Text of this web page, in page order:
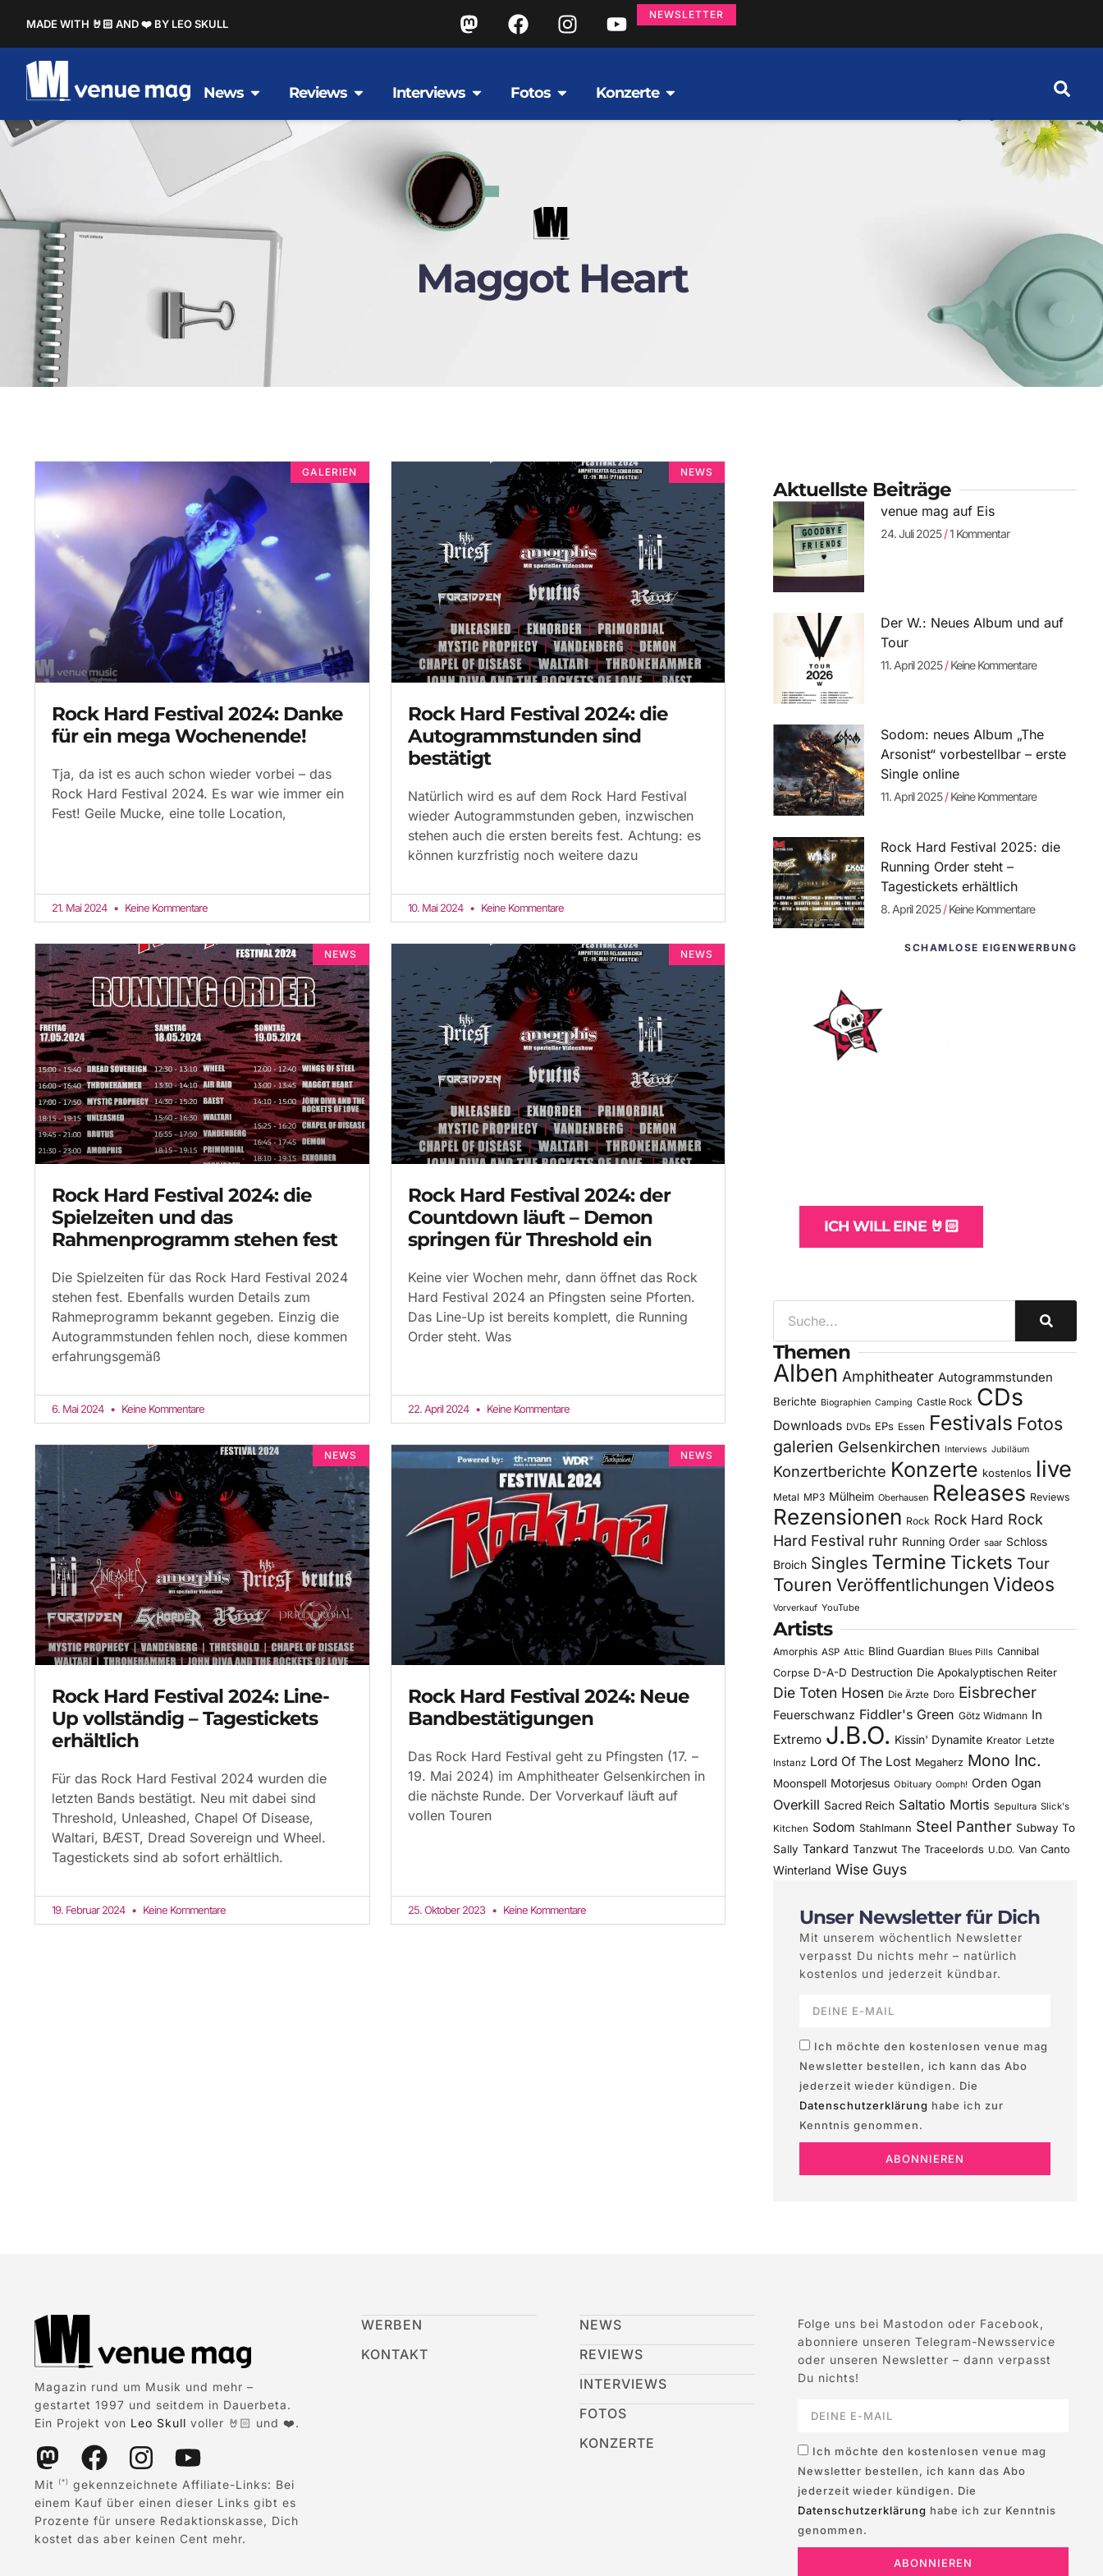
MADE WITH 🤘🏻 AND ❤️ BY LEO SKULL
NEWSLETTER
News Reviews Interviews Fotos Konzerte
Maggot Heart
GALERIEN
Rock Hard Festival 2024: Danke
für ein mega Wochenende!
Tja, da ist es auch schon wieder vorbei – das
Rock Hard Festival 2024. Es war wie immer ein
Fest! Geile Mucke, eine tolle Location,
21. Mai 2024 Keine Kommentare
NEWS
Rock Hard Festival 2024: die
Autogrammstunden sind
bestätigt
Natürlich wird es auf dem Rock Hard Festival
wieder Autogrammstunden geben, inzwischen
stehen auch die ersten bereits fest. Achtung: es
können kurzfristig noch weitere dazu
10. Mai 2024 Keine Kommentare
NEWS
Rock Hard Festival 2024: die
Spielzeiten und das
Rahmenprogramm stehen fest
Die Spielzeiten für das Rock Hard Festival 2024
stehen fest. Ebenfalls wurden Details zum
Rahmeprogramm bekannt gegeben. Einzig die
Autogrammstunden fehlen noch, diese kommen
erfahrungsgemäß
6. Mai 2024 Keine Kommentare
NEWS
Rock Hard Festival 2024: der
Countdown läuft – Demon
springen für Threshold ein
Keine vier Wochen mehr, dann öffnet das Rock
Hard Festival 2024 an Pfingsten seine Pforten.
Das Line-Up ist bereits komplett, die Running
Order steht. Was
22. April 2024 Keine Kommentare
NEWS
Rock Hard Festival 2024: Line-
Up vollständig – Tagestickets
erhältlich
Für das Rock Hard Festival 2024 wurden die
letzten Bands bestätigt. Neu mit dabei sind
Threshold, Unleashed, Chapel Of Disease,
Waltari, BÆST, Dread Sovereign und Wheel.
Tagestickets sind ab sofort erhältlich.
19. Februar 2024 Keine Kommentare
NEWS
Rock Hard Festival 2024: Neue
Bandbestätigungen
Das Rock Hard Festival geht zu Pfingsten (17. –
19. Mai 2024) im Amphitheater Gelsenkirchen in
die nächste Runde. Der Vorverkauf läuft auf
vollen Touren
25. Oktober 2023 Keine Kommentare
Aktuellste Beiträge
venue mag auf Eis
24. Juli 2025 1 Kommentar
Der W.: Neues Album und auf
Tour
11. April 2025 Keine Kommentare
Sodom: neues Album „The
Arsonist“ vorbestellbar – erste
Single online
11. April 2025 Keine Kommentare
Rock Hard Festival 2025: die
Running Order steht –
Tagestickets erhältlich
8. April 2025 Keine Kommentare
SCHAMLOSE EIGENWERBUNG
ICH WILL EINE 🤘🏻
Themen
Alben Amphitheater Autogrammstunden
Berichte Biographien Camping Castle Rock CDs
Downloads DVDs EPs Essen Festivals Fotos
galerien Gelsenkirchen Interviews Jubiläum
Konzertberichte Konzerte kostenlos live
Metal MP3 Mülheim Oberhausen Releases Reviews
Rezensionen Rock Rock Hard Rock
Hard Festival ruhr Running Order saar Schloss
Broich Singles Termine Tickets Tour
Touren Veröffentlichungen Videos
Vorverkauf YouTube
Artists
Amorphis ASP Attic Blind Guardian Blues Pills Cannibal
Corpse D-A-D Destruction Die Apokalyptischen Reiter
Die Toten Hosen Die Ärzte Doro Eisbrecher
Feuerschwanz Fiddler's Green Götz Widmann In
Extremo J.B.O. Kissin' Dynamite Kreator Letzte
Instanz Lord Of The Lost Megaherz Mono Inc.
Moonspell Motorjesus Obituary Oomph! Orden Ogan
Overkill Sacred Reich Saltatio Mortis Sepultura Slick's
Kitchen Sodom Stahlmann Steel Panther Subway To
Sally Tankard Tanzwut The Traceelords U.D.O. Van Canto
Winterland Wise Guys
Unser Newsletter für Dich
Mit unserem wöchentlich Newsletter
verpasst Du nichts mehr – natürlich
kostenlos und jederzeit kündbar.
Ich möchte den kostenlosen venue mag
Newsletter bestellen, ich kann das Abo
jederzeit wieder kündigen. Die
Datenschutzerklärung habe ich zur
Kenntnis genommen.
ABONNIEREN
Magazin rund um Musik und mehr –
gestartet 1997 und seitdem in Dauerbeta.
Ein Projekt von Leo Skull voller 🤘🏻 und ❤️.
Mit (*)
gekennzeichnete Affiliate-Links: Bei
einem Kauf über einen dieser Links gibt es
Prozente für unsere Redaktionskasse, Dich
kostet das aber keinen Cent mehr.
WERBEN
KONTAKT
NEWS
REVIEWS
INTERVIEWS
FOTOS
KONZERTE
Folge uns bei Mastodon oder Facebook,
abonniere unseren Telegram-Newsservice
oder unseren Newsletter – dann verpasst
Du nichts!
Ich möchte den kostenlosen venue mag
Newsletter bestellen, ich kann das Abo
jederzeit wieder kündigen. Die
Datenschutzerklärung habe ich zur Kenntnis
genommen.
ABONNIEREN